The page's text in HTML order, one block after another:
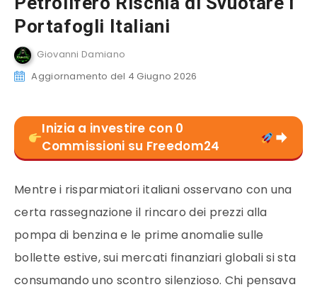
Portafogli Italiani
Giovanni Damiano
Aggiornamento del 4 Giugno 2026
Inizia a investire con 0
Commissioni su Freedom24
Mentre i risparmiatori italiani osservano con una
certa rassegnazione il rincaro dei prezzi alla
pompa di benzina e le prime anomalie sulle
bollette estive, sui mercati finanziari globali si sta
consumando uno scontro silenzioso. Chi pensava